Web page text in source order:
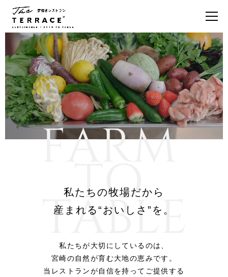
私たちの牧場だから
産まれる“おいしさ”を。
私たちが大切にしているのは、
宮崎の自然が育む大地の恵みです。
当レストランが自信を持ってご提供する